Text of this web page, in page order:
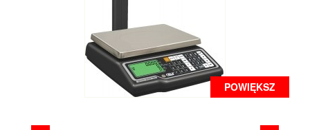
POWIĘKSZ